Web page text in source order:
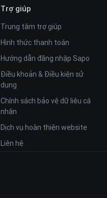
Trợ giúp
Trung tâm trợ giúp
Hình thức thanh toán
Hướng dẫn đăng nhập Sapo
Điều khoản & Điều kiện sử
dụng
Chính sách bảo vệ dữ liệu cá
nhân
Dịch vụ hoàn thiện website
Liên hệ